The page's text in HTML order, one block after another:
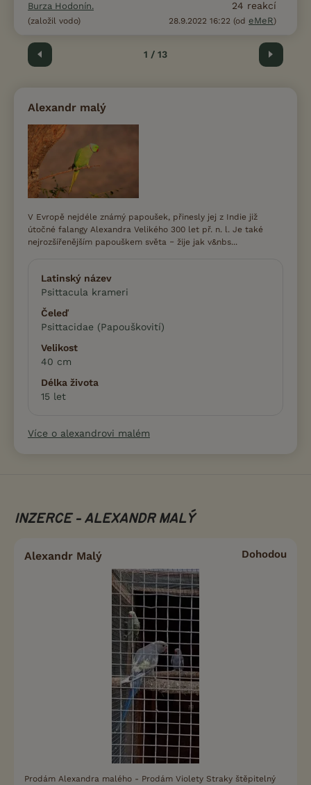
Burza Hodonín.
(založil vodo)
24 reakcí
28.9.2022 16:22 (od eMeR)
Předchozí 1 / 13 Další
Alexandr malý
V Evropě nejdéle známý papoušek, přinesly jej z Indie již
útočné falangy Alexandra Velikého 300 let př. n. l. Je také
nejrozšířenějším papouškem světa ‒ žije jak v&nbs...
Latinský název
Psittacula krameri
Čeleď
Psittacidae (Papouškovití)
Velikost
40 cm
Délka života
15 let
Více o alexandrovi malém
INZERCE - ALEXANDR MALÝ
Alexandr Malý Dohodou
Prodám Alexandra malého - Prodám Violety Straky štěpitelný